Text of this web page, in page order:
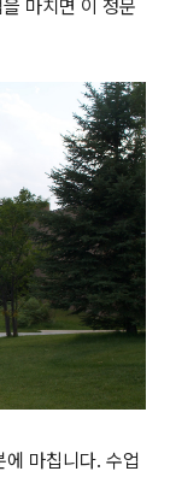
마치면 이 정문
마칩니다. 수업